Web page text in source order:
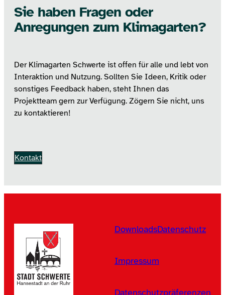
Sie haben Fragen oder
Anregungen zum Klimagarten?
Der Klimagarten Schwerte ist offen für alle und lebt von
Interaktion und Nutzung. Sollten Sie Ideen, Kritik oder
sonstiges Feedback haben, steht Ihnen das
Projektteam gern zur Verfügung. Zögern Sie nicht, uns
zu kontaktieren!
Kontakt
DownloadsDatenschutz
Impressum
Datenschutzpräferenzen